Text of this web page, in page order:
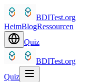
BDITest.org
HeimBlogRessourcen
Quiz
BDITest.org
Quiz